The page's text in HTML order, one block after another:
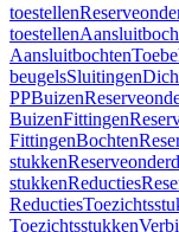
toestellen
toestellen
Aansluitbochten
beugelsSluitingen
PPBuizen
BuizenFittingen
FittingenBochten
stukken
stukkenReducties
Reducties
Toezichtsstukken